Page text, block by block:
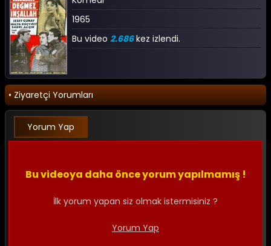
1965
Bu video 2.686kez izlendi.
• Ziyaretçi Yorumları
Yorum Yap
Bu videoya daha önce yorum yapılmamış !
İlk yorum yapan siz olmak istermisiniz ?
Yorum Yap